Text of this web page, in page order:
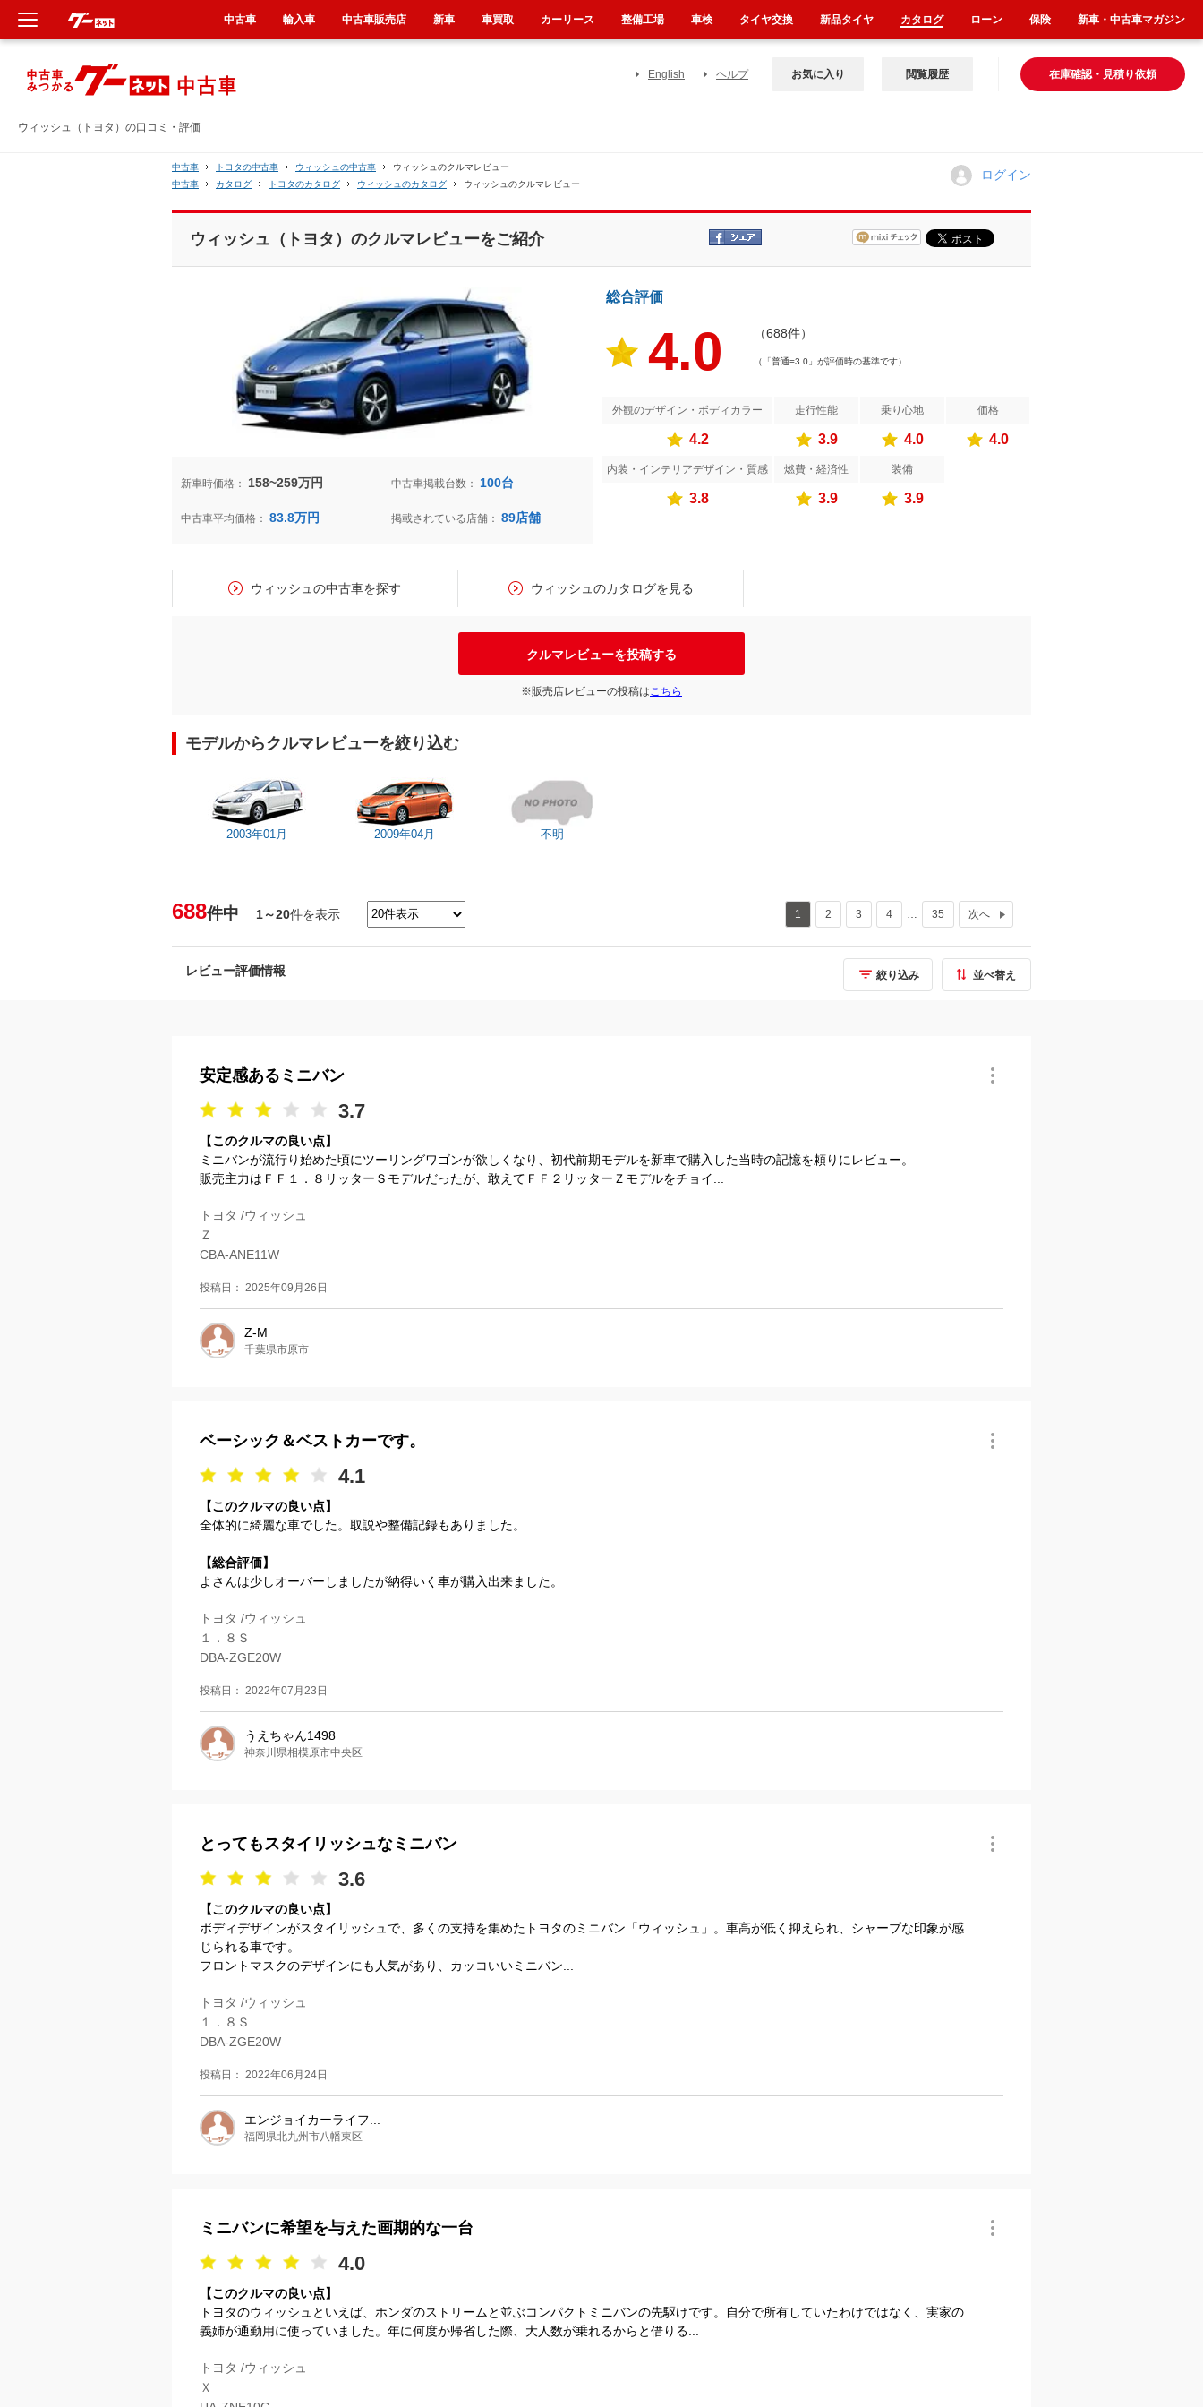
ウィッシュ（トヨタ）の口コミ・評価
English ヘルプ 在庫確認・見積り依頼
お気に入り 閲覧履歴
中古車 トヨタの中古車 ウィッシュの中古車
ウィッシュのクルマレビュー
中古車
カタログ トヨタのカタログ ウィッシュのカタログ ウィッシュのクルマレビュー
ログイン
ウィッシュ（トヨタ）のクルマレビューをご紹介
新車時価格： 158~259万円
中古車平均価格： 83.8万円
中古車掲載台数： 100台
掲載されている店舗： 89店舗
総合評価
4.0 （688件）
（「普通=3.0」が評価時の基準です）
外観のデザイン・ボディカラー 走行性能 乗り心地 価格
4.2 3.9 4.0 4.0
内装・インテリアデザイン・質感 燃費・経済性 装備
3.8 3.9 3.9
ウィッシュの中古車を探す ウィッシュのカタログを見る
クルマレビューを投稿する
※販売店レビューの投稿は こちら
モデルからクルマレビューを絞り込む
2003年01月 2009年04月 不明
688件中 1～20件を表示 1 2 3 4 35 次へ
レビュー評価情報 絞り込み 並べ替え
安定感あるミニバン
3.7
【このクルマの良い点】
ミニバンが流行り始めた頃にツーリングワゴンが欲しくなり、初代前期モデルを新車で購入した当時の記憶を頼りにレビュー。
販売主力はＦＦ１．８リッターＳモデルだったが、敢えてＦＦ２リッターＺモデルをチョイ...
トヨタ /ウィッシュ
Ｚ
CBA-ANE11W
投稿日： 2025年09月26日
Z-M
千葉県市原市
ベーシック＆ベストカーです。
4.1
【このクルマの良い点】
全体的に綺麗な車でした。取説や整備記録もありました。
【総合評価】
よさんは少しオーバーしましたが納得いく車が購入出来ました。
トヨタ /ウィッシュ
１．８Ｓ
DBA-ZGE20W
投稿日： 2022年07月23日
うえちゃん1498
神奈川県相模原市中央区
とってもスタイリッシュなミニバン
3.6
【このクルマの良い点】
ボディデザインがスタイリッシュで、多くの支持を集めたトヨタのミニバン「ウィッシュ」。車高が低く抑えられ、シャープな印象が感
じられる車です。
フロントマスクのデザインにも人気があり、カッコいいミニバン...
トヨタ /ウィッシュ
１．８Ｓ
DBA-ZGE20W
投稿日： 2022年06月24日
エンジョイカーライフ...
福岡県北九州市八幡東区
ミニバンに希望を与えた画期的な一台
4.0
【このクルマの良い点】
トヨタのウィッシュといえば、ホンダのストリームと並ぶコンパクトミニバンの先駆けです。自分で所有していたわけではなく、実家の
義姉が通勤用に使っていました。年に何度か帰省した際、大人数が乗れるからと借りる...
トヨタ /ウィッシュ
Ｘ
中古車 輸入車 中古車販売店 新車 車買取 カーリース 整備工場 車検 タイヤ交換 新品タイヤ カタログ ローン 保険 新車・中古車マガジン
新車
中古車